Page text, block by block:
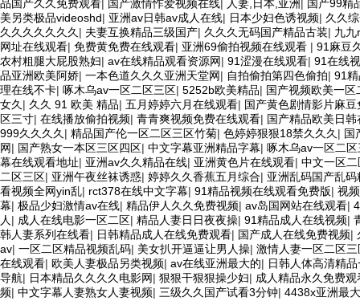
品国产久久免费观看| 国产激情怍爱视频在线| 人妻,日本,亚洲| 国产99精
美另类极品videoshd| 亚洲av日韩av成人在线| 日本少妇色诱视频| 久久
久久久久久久久 | 夫妻互换精品三级国产| 久久久无码国产精品古装| 九九
网址在线观看| 免费黄免费在线观看| 亚洲69偷拍视频在线观看 | 91麻豆
农村粗腿大屁股熟妇| av在线精品观看资源网| 91涩漫在线观看| 91在线
品亚洲欧美阿娇| 一本色道久久久亚洲天堂网| 自拍偷拍第四色偷拍| 91
理在线不卡| 啄木乌av一区二区三区| 5252b欧美精品| 国产视频欧美一区
女久 | 久久 91 欧美 精品| 五月婷婷六月在线观看| 国产黄色剧情影片麻豆
区三寸| 在线播放偷拍视频| 青青爽视频免费在线观看| 国产精品欧美日
999久久久久 | 精品国产伦一区二区三区竹菊| 色婷婷狠狠18禁久久久 | 国
网| 国产熟女一本区三区四区| 中文字幕亚洲精品字幕| 啄木乌av一区二区
幕在线观看地址| 亚洲av久久精品在线| 亚洲黄色片在线观看| 中文一区
二区三区| 亚洲午夜丝袜诱惑| 婷婷久久香蕉五月综合| 亚洲乱码国产乱
看视频全网yin乱| rct378在线中文字幕| 91精品视频在线观看免费版| 视
幕| 极品少妇激情av在线| 精品伊人久久免费视频| av岛国网站在线观看|
人 | 成人在线电影一区二区| 精品人妻日日夜夜操| 91精品成人在线视频|
韩人妻系列在线看| 日韩精品成人在线免费观看| 国产成人在线免费视频|
av| 一区二区精品视频乱码| 美女扒开逼逼让男人操| 激情人妻一区二区三
在线观看| 欧美人妻极品另类视频| av在线亚洲最大的| 日韩人体高清精
导航| 日本精品久久久久电影网| 狠狠干狠狠操少妇| 成人精品永久免费观
频| 中文字幕人妻熟女人妻视频| 三级久久国产试看3分钟| 4438x亚洲最